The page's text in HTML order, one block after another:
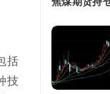
括
技